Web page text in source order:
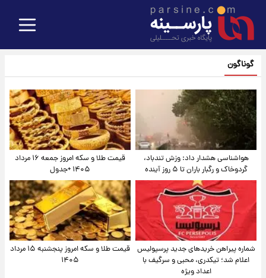
گوناگون
هواشناسی هشدار داد: وزش تندباد،
گردوخاک و رگبار باران تا ۵ روز آینده
قیمت طلا و سکه امروز جمعه ۱۶ مرداد
۱۴۰۵ +جدول
شماره پیراهن خریدهای جدید پرسپولیس
اعلام شد؛ تیکدری، محبی و سرگیف با
اعداد ویژه
قیمت طلا و سکه امروز پنجشنبه ۱۵ مرداد
۱۴۰۵